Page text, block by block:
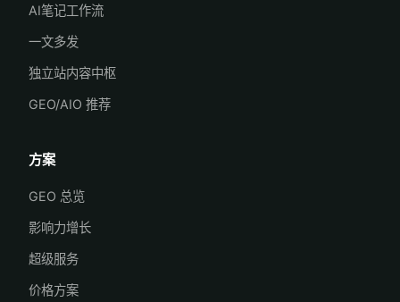
AI笔记工作流
一文多发
独立站内容中枢
GEO/AIO 推荐
方案
GEO 总览
影响力增长
超级服务
价格方案